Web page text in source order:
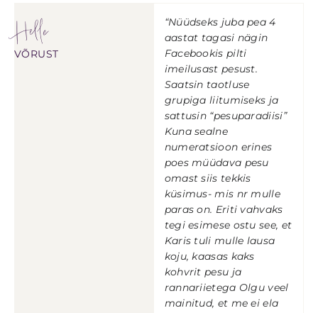
Helle
VÕRUST
“Nüüdseks juba pea 4
aastat tagasi nägin
Facebookis pilti
imeilusast pesust.
Saatsin taotluse
grupiga liitumiseks ja
sattusin “pesuparadiisi”
Kuna sealne
numeratsioon erines
poes müüdava pesu
omast siis tekkis
küsimus- mis nr mulle
paras on. Eriti vahvaks
tegi esimese ostu see, et
Karis tuli mulle lausa
koju, kaasas kaks
kohvrit pesu ja
rannariietega Olgu veel
mainitud, et me ei ela